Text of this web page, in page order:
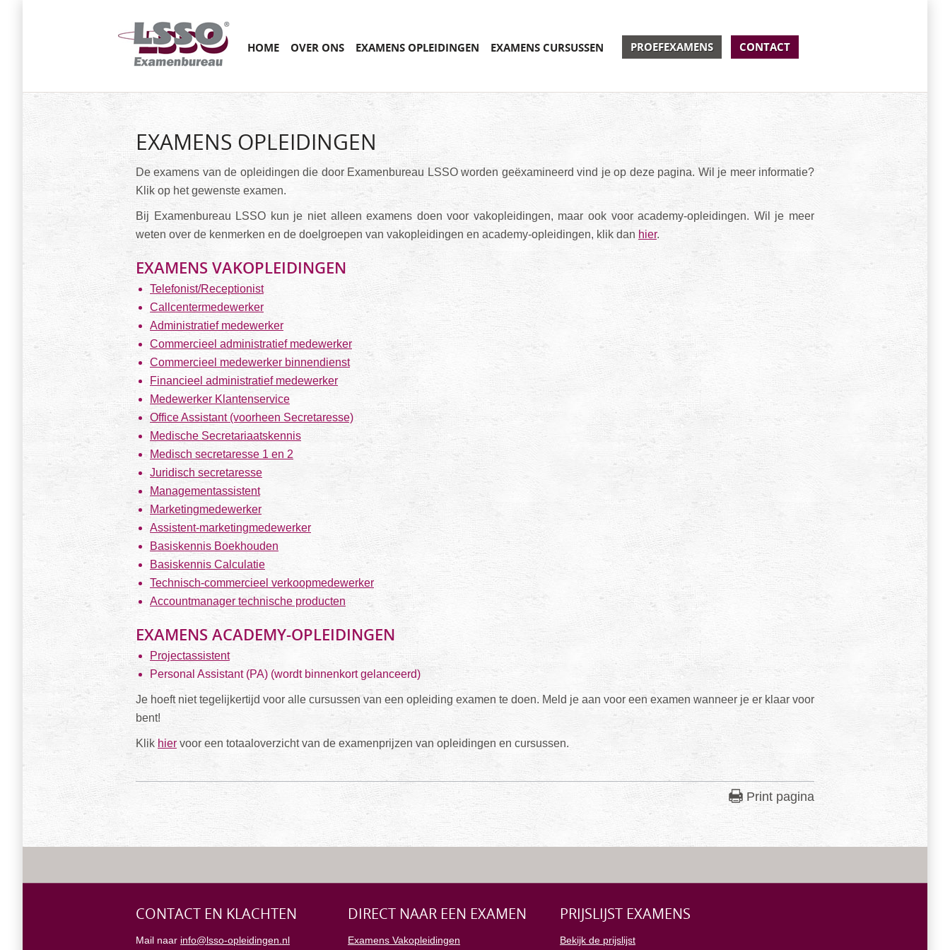
Main menu
SKIP
HOME OVER ONS EXAMENS OPLEIDINGEN EXAMENS CURSUSSEN PROEFEXAMENS CONTACT
EXAMENS OPLEIDINGEN
De examens van de opleidingen die door Examenbureau LSSO worden geëxamineerd vind je op deze pagina. Wil je meer informatie?
Klik op het gewenste examen.
Bij Examenbureau LSSO kun je niet alleen examens doen voor vakopleidingen, maar ook voor academy-opleidingen. Wil je meer
weten over de kenmerken en de doelgroepen van vakopleidingen en academy-opleidingen, klik dan hier.
EXAMENS VAKOPLEIDINGEN
Telefonist/Receptionist
Callcentermedewerker
Administratief medewerker
Commercieel administratief medewerker
Commercieel medewerker binnendienst
Financieel administratief medewerker
Medewerker Klantenservice
Office Assistant (voorheen Secretaresse)
Medische Secretariaatskennis
Medisch secretaresse 1 en 2
Juridisch secretaresse
Managementassistent
Marketingmedewerker
Assistent-marketingmedewerker
Basiskennis Boekhouden
Basiskennis Calculatie
Technisch-commercieel verkoopmedewerker
Accountmanager technische producten
EXAMENS ACADEMY-OPLEIDINGEN
Projectassistent
Personal Assistant (PA) (wordt binnenkort gelanceerd)
Je hoeft niet tegelijkertijd voor alle cursussen van een opleiding examen te doen. Meld je aan voor een examen wanneer je er klaar voor
bent!
Klik hier voor een totaaloverzicht van de examenprijzen van opleidingen en cursussen.
Print pagina
CONTACT EN KLACHTEN
Mail naar info@lsso-opleidingen.nl
DIRECT NAAR EEN EXAMEN
Examens Vakopleidingen
PRIJSLIJST EXAMENS
Bekijk de prijslijst